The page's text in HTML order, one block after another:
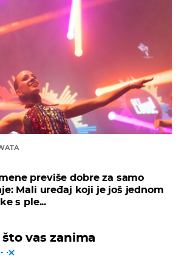
previše dobre za samo
Mali uređaj koji je još jednom
s ple...
vas zanima